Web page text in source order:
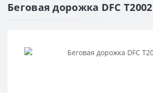
Беговая дорожка DFC T2002